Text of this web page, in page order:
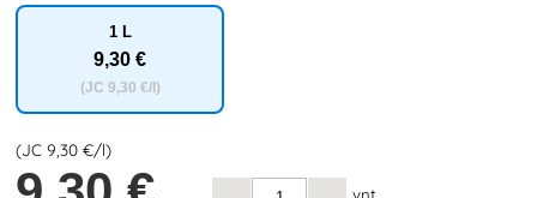
1 L
9,30 €
(JC 9,30 €/l)
(JC9 ,30 €/l)